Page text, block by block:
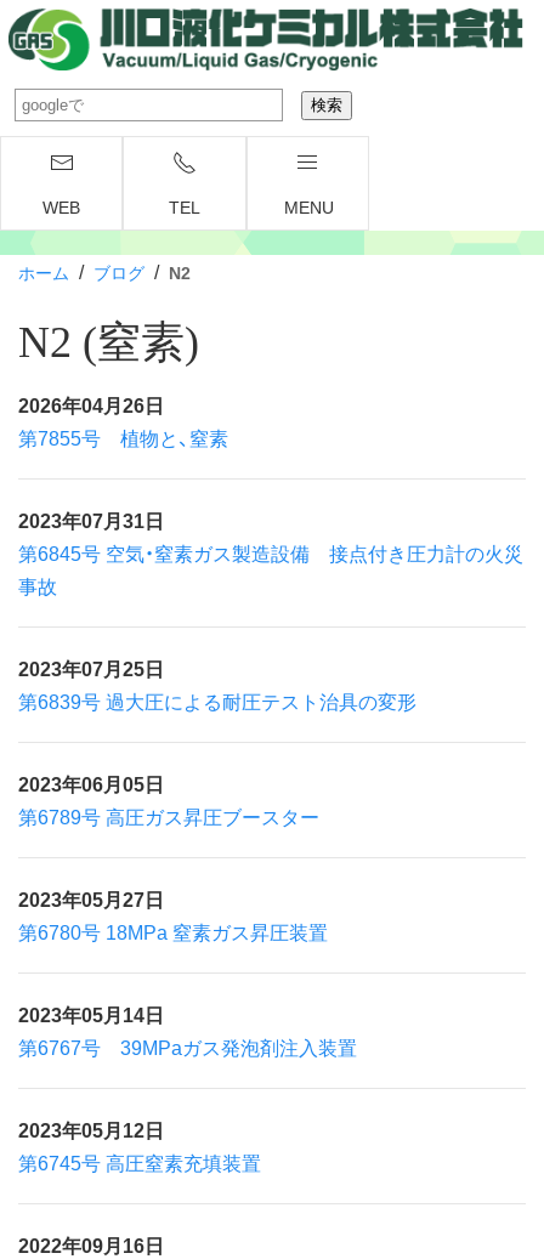
WEB TEL MENU
ホーム / ブログ / N2
N2 (窒素)
2026年04月26日
第7855号 植物と、窒素
2023年07月31日
第6845号 空気・窒素ガス製造設備 接点付き圧力計の火災
事故
2023年07月25日
第6839号 過大圧による耐圧テスト治具の変形
2023年06月05日
第6789号 高圧ガス昇圧ブースター
2023年05月27日
第6780号 18MPa 窒素ガス昇圧装置
2023年05月14日
第6767号 39MPaガス発泡剤注入装置
2023年05月12日
第6745号 高圧窒素充填装置
2022年09月16日